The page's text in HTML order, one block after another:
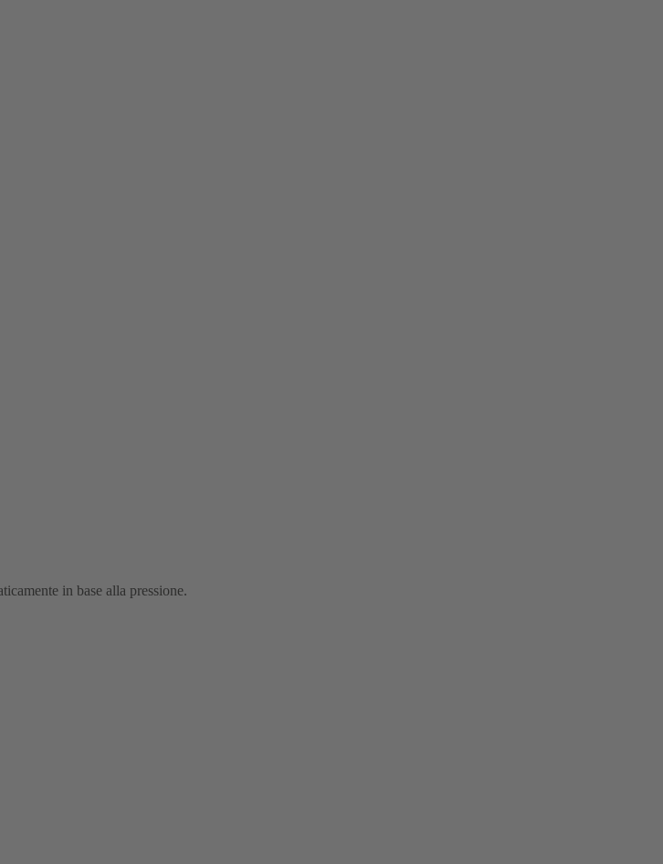
in base alla pressione.